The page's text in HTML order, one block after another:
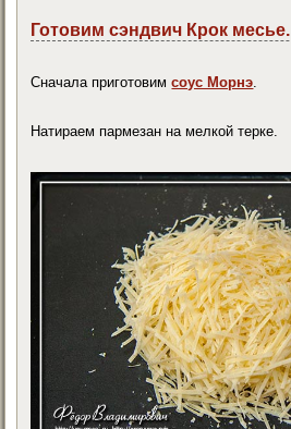
Готовим сэндвич Крок месье.
Сначала приготовимсоус Морнэ.
Натираем пармезан на мелкой терке.